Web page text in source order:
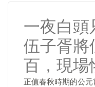
一夜白頭
伍子胥將
百，現場
正值春秋時期的公